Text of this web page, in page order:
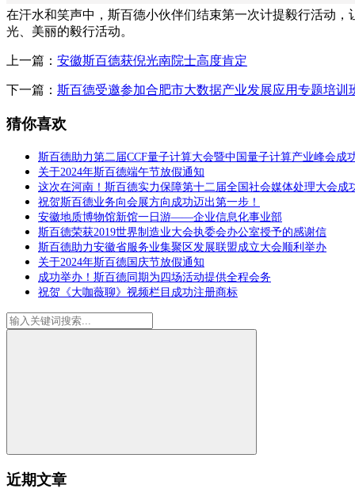
在汗水和笑声中，斯百德小伙伴们结束第一次计提毅行活动，
光、美丽的毅行活动。
上一篇： 安徽斯百德获倪光南院士高度肯定
下一篇： 斯百德受邀参加合肥市大数据产业发展应用专题培训
猜你喜欢
斯百德助力第二届CCF量子计算大会暨中国量子计算产业峰会成
关于2024年斯百德端午节放假通知
这次在河南！斯百德实力保障第十二届全国社会媒体处理大会成
祝贺斯百德业务向会展方向成功迈出第一步！
安徽地质博物馆新馆一日游——企业信息化事业部
斯百德荣获2019世界制造业大会执委会办公室授予的感谢信
斯百德助力安徽省服务业集聚区发展联盟成立大会顺利举办
关于2024年斯百德国庆节放假通知
成功举办！斯百德同期为四场活动提供全程会务
祝贺《大咖薇聊》视频栏目成功注册商标
近期文章